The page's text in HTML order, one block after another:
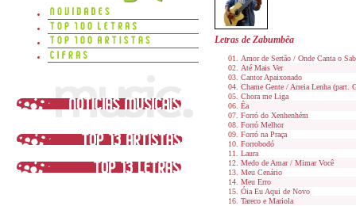
Letras de Zabumbêa
Amor de Sertão / Onde Canta o
Até Mais Ver
Cantor Apaixonado
Chame Gente / Arreia Lenha (part.
Chora me Liga
Êa
Forró do Xenhenhém
Forró Melhor
Forró na Praça
Forrobodó
Laura
Medo de Amar / Mimar Você
Meu Cenário
Meu Erro
Óia Eu Aqui de Novo
Tareco e Mariola